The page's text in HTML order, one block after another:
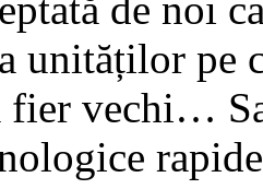
de noi
unităților pe
fier vechi…